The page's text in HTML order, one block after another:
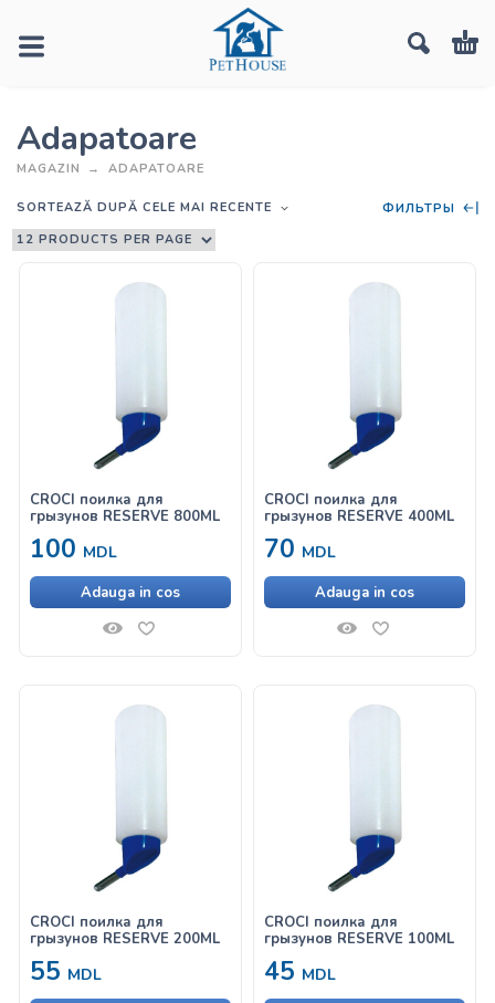
Adapatoare
MAGAZIN ADAPATOARE
SORTEAZĂ DUPĂ CELE MAI RECENTE ФИЛЬТРЫ
CROCI поилка для
грызунов RESERVE 800ML
100 MDL
Adauga in cos
CROCI поилка для
грызунов RESERVE 400ML
70 MDL
Adauga in cos
CROCI поилка для
грызунов RESERVE 200ML
55 MDL
CROCI поилка для
грызунов RESERVE 100ML
45 MDL